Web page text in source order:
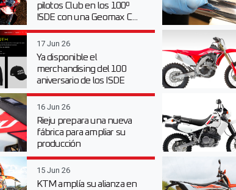
pilotos Club en los 100º
ISDE con una Geomax C...
17 Jun 26
Ya disponible el
merchandising del 100
aniversario de los ISDE
16 Jun 26
Rieju prepara una nueva
fábrica para ampliar su
producción
15 Jun 26
KTM amplía su alianza en